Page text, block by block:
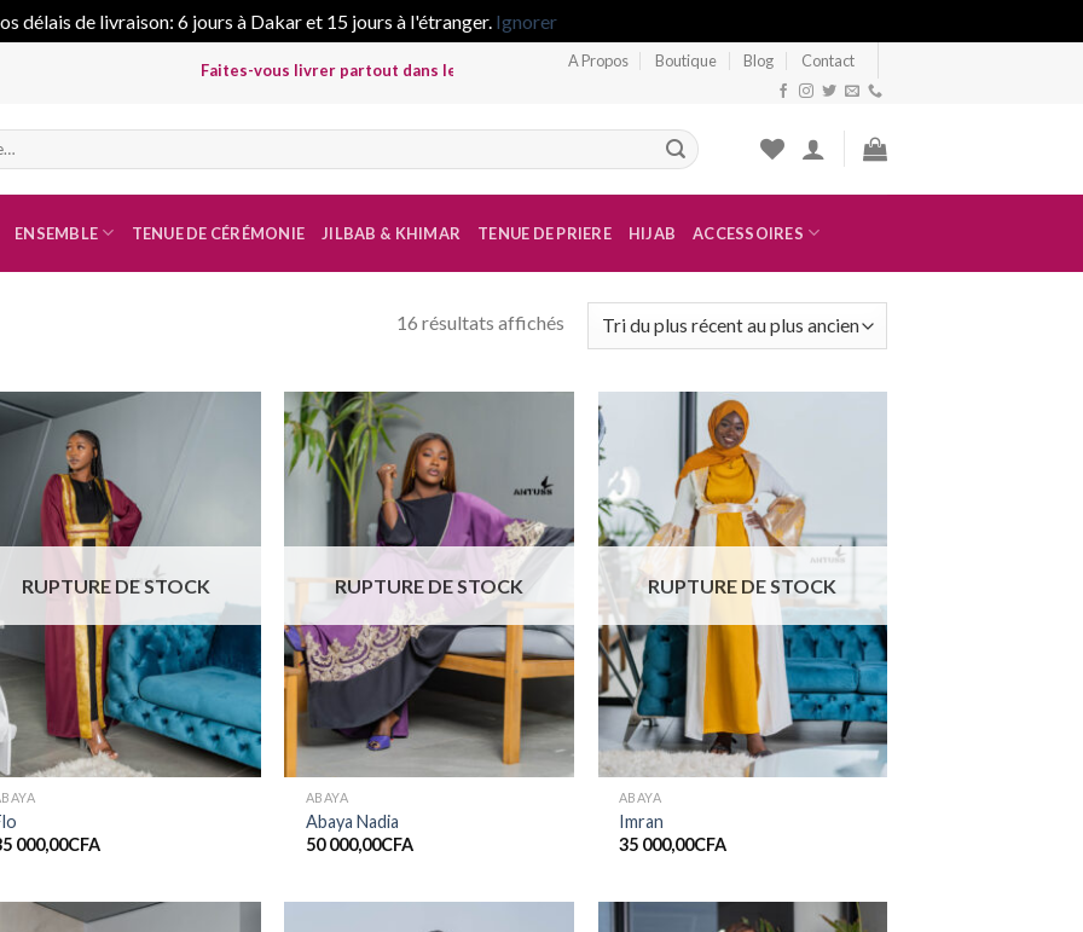
délais de livraison: 6 jours à Dakar et 15 jours à l'étranger. Ignorer
Faites-vous livrer partout dans le monde avec un délai maximal de 6 jours à Dakar et 15 jours à l'étranger
A Propos Boutique Blog Contact
ENSEMBLE TENUE DE CÉRÉMONIE JILBAB & KHIMAR TENUE DE PRIERE HIJAB ACCESSOIRES
16 résultats affichés
RUPTURE DE STOCK
000,00CFA
Ajouter
à la liste
souhaits
RUPTURE DE STOCK
ABAYA
Abaya Nadia
50 000,00CFA
RUPTURE DE STOCK
ABAYA
Imran
35 000,00CFA